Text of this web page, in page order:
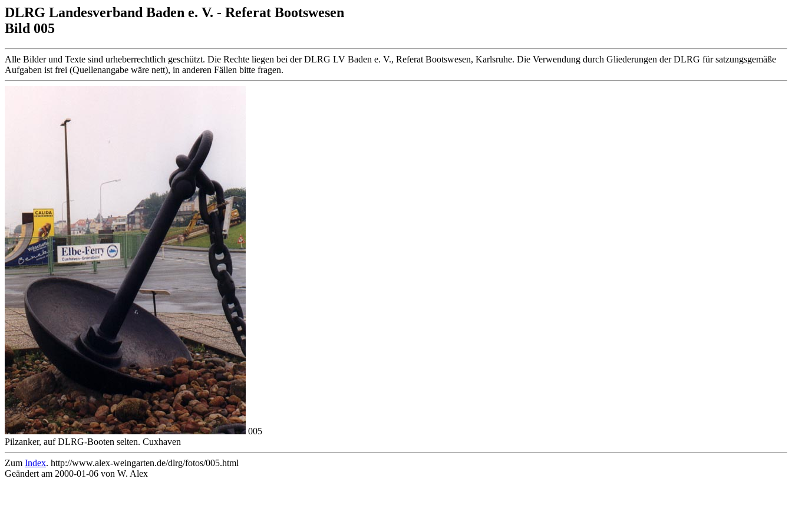
DLRG Landesverband Baden e. V. - Referat Bootswesen
Bild 005
Alle Bilder und Texte sind urheberrechtlich geschützt. Die Rechte liegen bei der DLRG LV Baden e. V., Referat Bootswesen, Karlsruhe. Die Verwendung durch Gliederungen der DLRG für satzungsgemäße
Aufgaben ist frei (Quellenangabe wäre nett), in anderen Fällen bitte fragen.
005
Pilzanker, auf DLRG-Booten selten. Cuxhaven
Zum Index. http://www.alex-weingarten.de/dlrg/fotos/005.html
Geändert am 2000-01-06 von W. Alex